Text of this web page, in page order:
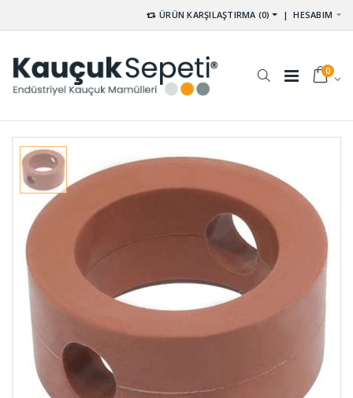
ÜRÜN KARŞILAŞTIRMA (0) |HESABIM
0
Silikon
Hortumlar
HS-001 (20
METRE)
Kauçuk